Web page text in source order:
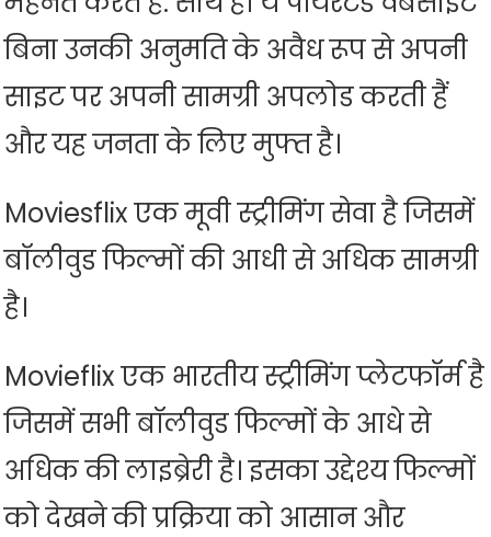
बिना उनकी अनुमति के अवैध रूप से अपनी
साइट पर अपनी सामग्री अपलोड करती हैं
और यह जनता के लिए मुफ्त है।
Moviesflix एक मूवी स्ट्रीमिंग सेवा है जिसमें
बॉलीवुड फिल्मों की आधी से अधिक सामग्री
है।
Movieflix एक भारतीय स्ट्रीमिंग प्लेटफॉर्म है
जिसमें सभी बॉलीवुड फिल्मों के आधे से
अधिक की लाइब्रेरी है। इसका उद्देश्य फिल्मों
को देखने की प्रक्रिया को आसान और